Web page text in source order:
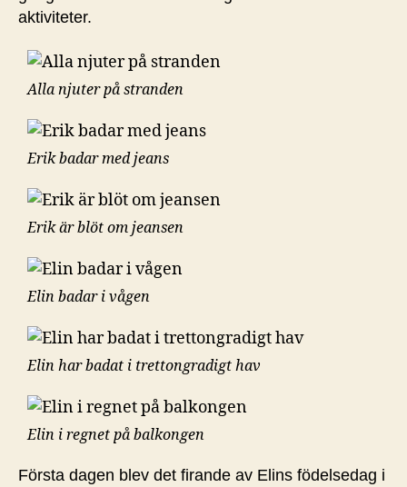
aktiviteter.
Alla njuter på stranden
Erik badar med jeans
Erik är blöt om jeansen
Elin badar i vågen
Elin har badat i trettongradigt hav
Elin i regnet på balkongen
Första dagen blev det firande av Elins födelsedag i